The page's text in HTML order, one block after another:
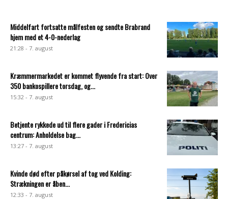
Middelfart fortsatte målfesten og sendte Brabrand
hjem med et 4-0-nederlag
21:28 - 7. august
Kræmmermarkedet er kommet flyvende fra start: Over
350 bankospillere torsdag, og...
15:32 - 7. august
Betjente rykkede ud til flere gader i Fredericias
centrum: Anholdelse bag...
13:27 - 7. august
Kvinde død efter påkørsel af tog ved Kolding:
Strækningen er åben...
12:33 - 7. august